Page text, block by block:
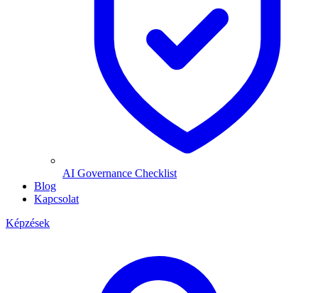
AI Governance Checklist
Blog
Kapcsolat
Képzések